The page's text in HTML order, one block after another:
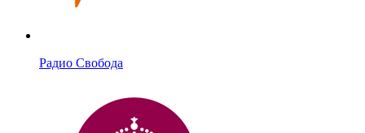
Радио Свобода